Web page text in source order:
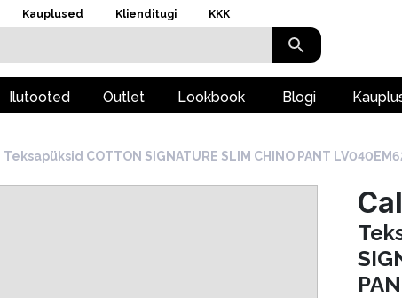
Kauplused Klienditugi KKK
Ilutooted Outlet Lookbook Blogi
Teksapüksid COTTON SIGNATURE SLIM CHINO PANT